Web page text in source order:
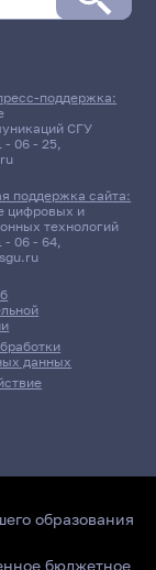
данных
поддержка:
СГУ
- 06 - 25,
поддержка сайта:
цифровых и
технологий
- 06 - 64,
образования
бюджетное